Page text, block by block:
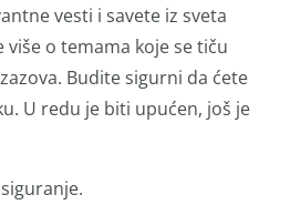
vesti i savete iz sveta
o temama koje se tiču
Budite sigurni da ćete
U redu je biti upućen, još je